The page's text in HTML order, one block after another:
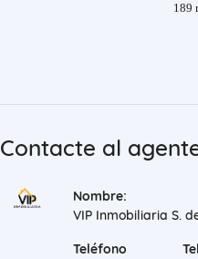
189
Contacte al
Nombre:
VIP Inmobiliaria S.
Teléfono